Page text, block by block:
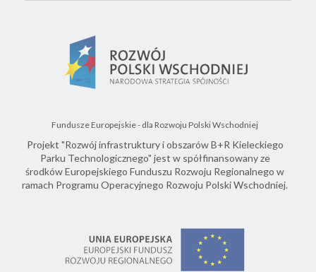
Fundusze Europejskie - dla Rozwoju Polski Wschodniej
Projekt "Rozwój infrastruktury i obszarów B+R Kieleckiego
Parku Technologicznego" jest w spółfinansowany ze
środków Europejskiego Funduszu Rozwoju Regionalnego w
ramach Programu Operacyjnego Rozwoju Polski Wschodniej.